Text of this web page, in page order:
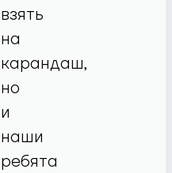
взять
на
карандаш,
но
и
наши
ребята